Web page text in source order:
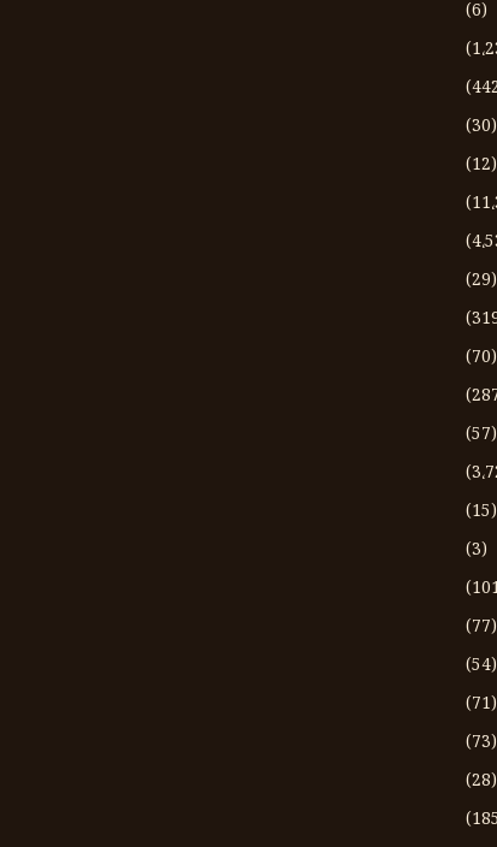
(6)
(30)
(12)
(29)
(70)
(57)
(15)
(3)
(77)
(54)
(71)
(73)
(28)